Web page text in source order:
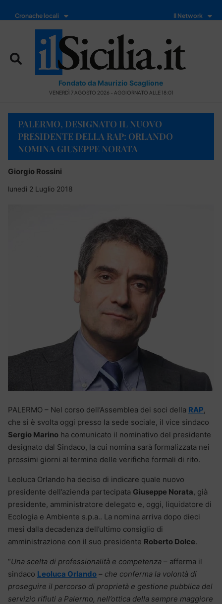
Cronache locali Il Network
Fondato da Maurizio Scaglione
VENERDÌ 7 AGOSTO 2026 - AGGIORNATO ALLE 18:01
PALERMO, DESIGNATO IL NUOVO
PRESIDENTE DELLA RAP: ORLANDO
NOMINA GIUSEPPE NORATA
Giorgio Rossini
lunedì 2 Luglio 2018
PALERMO – Nel corso dell’Assemblea dei soci della RAP,
che si è svolta oggi presso la sede sociale, il vice sindaco
Sergio Marino ha comunicato il nominativo del presidente
designato dal Sindaco, la cui nomina sarà formalizzata nei
prossimi giorni al termine delle verifiche formali di rito.
Leoluca Orlando ha deciso di indicare quale nuovo
presidente dell’azienda partecipata Giuseppe Norata, già
presidente, amministratore delegato e, oggi, liquidatore di
Ecologia e Ambiente s.p.a.. La nomina arriva dopo dieci
mesi dalla decadenza dell’ultimo consiglio di
amministrazione con il suo presidente Roberto Dolce.
“Una scelta di professionalità e competenza – afferma il
sindaco Leoluca Orlando – che conferma la volontà di
proseguire il percorso di proprietà e gestione pubblica del
servizio rifiuti a Palermo, nell’ottica della sempre maggiore